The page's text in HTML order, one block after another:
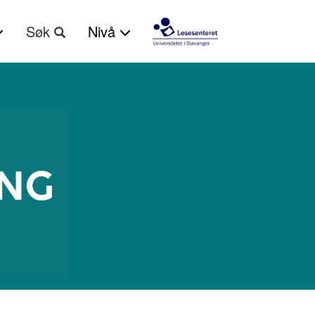
Søk Nivå